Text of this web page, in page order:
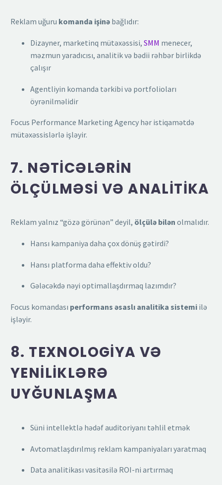
Reklam uğuru komanda işinə bağlıdır:
Dizayner, marketinq mütəxəssisi, SMM menecer,
məzmun yaradıcısı, analitik və bədii rəhbər birlikdə
çalışır
Agentliyin komanda tərkibi və portfolioları
öyrənilməlidir
Focus Performance Marketing Agency hər istiqamətdə
mütəxəssislərlə işləyir.
7. NƏTICƏLƏRIN
ÖLÇÜLMƏSI VƏ ANALITIKA
Reklam yalnız “gözə görünən” deyil, ölçülə bilən olmalıdır.
Hansı kampaniya daha çox dönüş gətirdi?
Hansı platforma daha effektiv oldu?
Gələcəkdə nəyi optimallaşdırmaq lazımdır?
Focus komandası performans əsaslı analitika sistemi ilə
işləyir.
8. TEXNOLOGIYA VƏ
YENILIKLƏRƏ
UYĞUNLAŞMA
Süni intellektlə hədəf auditoriyanı təhlil etmək
Avtomatlaşdırılmış reklam kampaniyaları yaratmaq
Data analitikası vasitəsilə ROI-ni artırmaq